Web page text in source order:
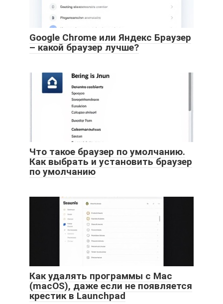
Google Chrome или Яндекс Браузер
– какой браузер лучше?
Что такое браузер по умолчанию.
Как выбрать и установить браузер
по умолчанию
Как удалять программы с Mac
(macOS), даже если не появляется
крестик в Launchpad